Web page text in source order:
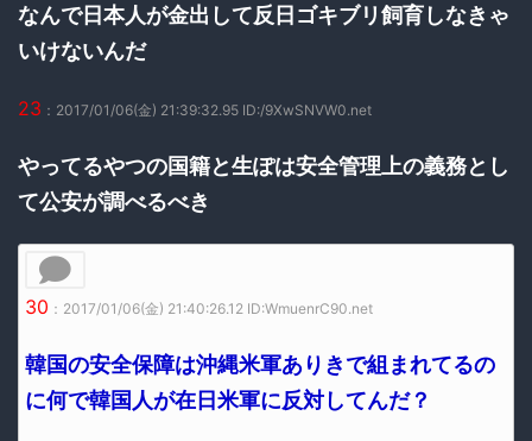
なんで日本人が金出して反日ゴキブリ飼育しなきゃ
いけないんだ
23 ：2017/01/06(金) 21:39:32.95 ID:/9XwSNVW0.net
やってるやつの国籍と生ぽは安全管理上の義務とし
て公安が調べるべき
30 ：2017/01/06(金) 21:40:26.12 ID:WmuenrC90.net
韓国の安全保障は沖縄米軍ありきで組まれてるの
に何で韓国人が在日米軍に反対してんだ？